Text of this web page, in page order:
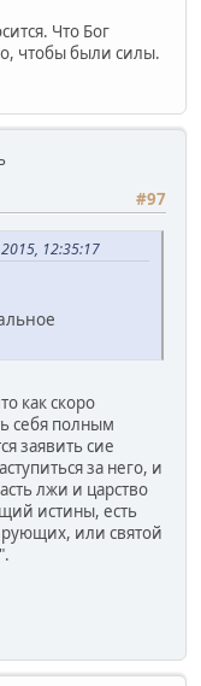
Что Бог
чтобы были силы.
#97
12:35:17
как скоро
себя полным
заявить сие
за него, и
лжи и царство
истины, есть
или святой